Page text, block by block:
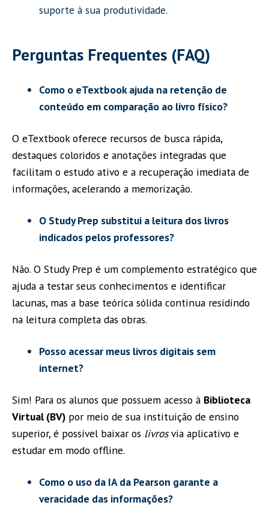
suporte à sua produtividade.
Perguntas Frequentes (FAQ)
Como o eTextbook ajuda na retenção de
conteúdo em comparação ao livro físico?
O eTextbook oferece recursos de busca rápida,
destaques coloridos e anotações integradas que
facilitam o estudo ativo e a recuperação imediata de
informações, acelerando a memorização.
O Study Prep substitui a leitura dos livros
indicados pelos professores?
Não. O Study Prep é um complemento estratégico que
ajuda a testar seus conhecimentos e identificar
lacunas, mas a base teórica sólida continua residindo
na leitura completa das obras.
Posso acessar meus livros digitais sem
internet?
Sim! Para os alunos que possuem acesso à Biblioteca
Virtual (BV) por meio de sua instituição de ensino
superior, é possível baixar os livrosvia aplicativo e
estudar em modo offline.
Como o uso da IA da Pearson garante a
veracidade das informações?